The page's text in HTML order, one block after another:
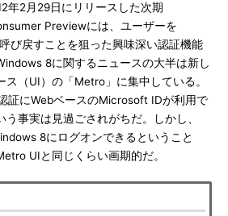
年2月29日にリリースした次期
Previewには、ユーザーを
び戻すことを狙った興味深い認証機能
8に関するニュースの大半は新し
ス（UI）の「Metro」に集中している。
証にWebベースのMicrosoft IDが利用で
う事実は見過ごされがちだ。しかし、
8にログオンできるということ
UIと同じくらい画期的だ。